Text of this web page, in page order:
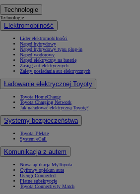
Technologie
Technologie
Elektromobilność
Lider elektromobilności
Napęd hybrydowy
Napęd hybrydowy typu plug-in
Napęd wodorowy
Napęd elektryczny na baterię
Zasięg aut elektrycznych
Zalety posiadania aut elektrycznych
Ładowanie elektrycznej Toyoty
Toyota HomeCharge
Toyota Charging Network
Jak naładować elektryczną Toyotę?
Systemy bezpieczeństwa
Toyota T-Mate
System eCall
Komunikacja z autem
Nowa aplikacja MyToyota
Cyfrowy opiekun auta
Usługi Connected
Płatne subskrypcje
Toyota Connectivity Match